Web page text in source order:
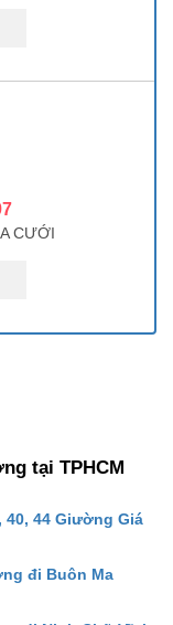
CƯỚI
tại TPHCM
40, 44 Giường Giá
đi Buôn Ma